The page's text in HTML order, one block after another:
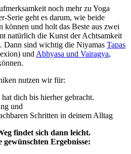
noch mehr zu Yoga
Serie geht es darum, wie beide
und holt das Beste aus zwei
natürlich die Kunst der Achtsamkeit
Dann sind wichtig die Niyamas Tapas
und Abhyasa und Vairagya,
nutzen wir für:
dich bis hierher gebracht.
und
Schritten in deinem Alltag
findet sich dann leicht.
Ergebnisse: